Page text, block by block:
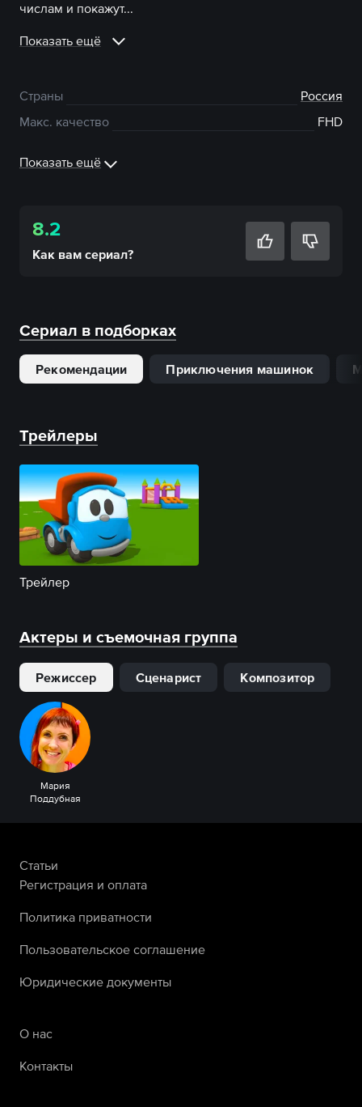
числам и покажут...
Показать ещё
Страны
Россия
Макс. качество
FHD
Показать ещё
8.2
Как вам сериал?
Сериал в подборках
Рекомендации Приключения машинок
Трейлеры
Трейлер
Актеры и съемочная группа
Режиссер Сценарист Композитор
Мария
Поддубная
Статьи
Регистрация и оплата
Политика приватности
Пользовательское соглашение
Юридические документы
О нас
Контакты